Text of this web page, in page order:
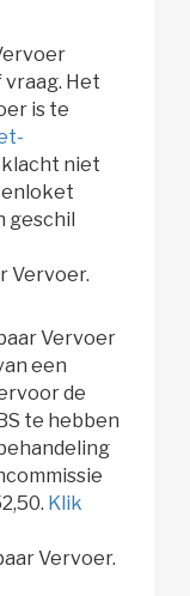
Het
is te
klacht niet
geschil
Vervoer.
Vervoer
een
de
te hebben
Klik
Vervoer.